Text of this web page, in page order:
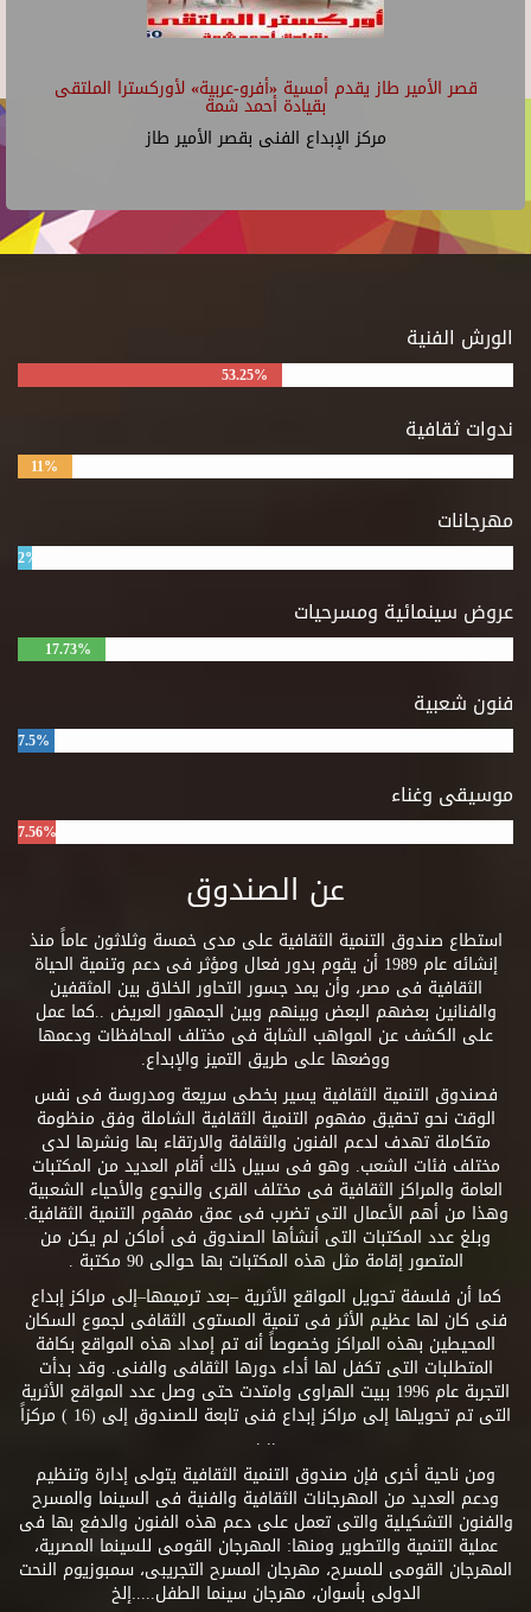
قصر الأمير طاز يقدم أمسية «أفرو-عربية» لأوركسترا الملتقى
بقيادة أحمد شمة
مركز الإبداع الفنى بقصر الأمير طاز
الورش الفنية
53.25%
ندوات ثقافية
11%
مهرجانات
2%
عروض سينمائية ومسرحيات
17.73%
فنون شعبية
7.5%
موسيقى وغناء
7.56%
عن الصندوق
استطاع صندوق التنمية الثقافية على مدى خمسة وثلاثون عاماً منذ
إنشائه عام 1989 أن يقوم بدور فعال ومؤثر فى دعم وتنمية الحياة
الثقافية فى مصر، وأن يمد جسور التحاور الخلاق بين المثقفين
والفنانين بعضهم البعض وبينهم وبين الجمهور العريض ..كما عمل
على الكشف عن المواهب الشابة فى مختلف المحافظات ودعمها
ووضعها على طريق التميز والإبداع.
فصندوق التنمية الثقافية يسير بخطى سريعة ومدروسة فى نفس
الوقت نحو تحقيق مفهوم التنمية الثقافية الشاملة وفق منظومة
متكاملة تهدف لدعم الفنون والثقافة والارتقاء بها ونشرها لدى
مختلف فئات الشعب. وهو فى سبيل ذلك أقام العديد من المكتبات
العامة والمراكز الثقافية فى مختلف القرى والنجوع والأحياء الشعبية
وهذا من أهم الأعمال التى تضرب فى عمق مفهوم التنمية الثقافية.
وبلغ عدد المكتبات التى أنشأها الصندوق فى أماكن لم يكن من
المتصور إقامة مثل هذه المكتبات بها حوالى 90 مكتبة .
كما أن فلسفة تحويل المواقع الأثرية –بعد ترميمها–إلى مراكز إبداع
فنى كان لها عظيم الأثر فى تنمية المستوى الثقافى لجموع السكان
المحيطين بهذه المراكز وخصوصاً أنه تم إمداد هذه المواقع بكافة
المتطلبات التى تكفل لها أداء دورها الثقافى والفنى. وقد بدأت
التجربة عام 1996 ببيت الهراوى وامتدت حتى وصل عدد المواقع الأثرية
التى تم تحويلها إلى مراكز إبداع فنى تابعة للصندوق إلى (16 ) مركزاً
.. .
ومن ناحية أخرى فإن صندوق التنمية الثقافية يتولى إدارة وتنظيم
ودعم العديد من المهرجانات الثقافية والفنية فى السينما والمسرح
والفنون التشكيلية والتى تعمل على دعم هذه الفنون والدفع بها فى
عملية التنمية والتطوير ومنها: المهرجان القومى للسينما المصرية،
المهرجان القومى للمسرح، مهرجان المسرح التجريبى، سمبوزيوم النحت
الدولى بأسوان، مهرجان سينما الطفل.....إلخ